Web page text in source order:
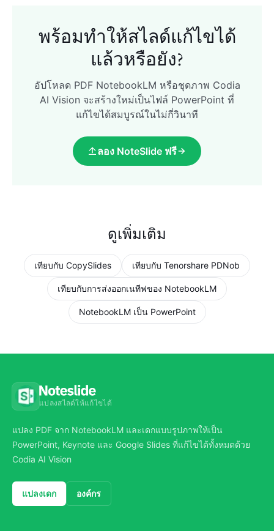
พร้อมทำให้สไลด์แก้ไขได้
แล้วหรือยัง?
อัปโหลด PDF NotebookLM หรือชุดภาพ Codia
AI Vision จะสร้างใหม่เป็นไฟล์ PowerPoint ที่
แก้ไขได้สมบูรณ์ในไม่กี่วินาที
ลอง NoteSlide ฟรี
ดูเพิ่มเติม
เทียบกับ CopySlides เทียบกับ Tenorshare PDNob
เทียบกับการส่งออกเนทีฟของ NotebookLM
NotebookLM เป็น PowerPoint
แปลงสไลด์ให้แก้ไขได้
แปลง PDF จาก NotebookLM และเดกแบบรูปภาพให้เป็น
PowerPoint, Keynote และ Google Slides ที่แก้ไขได้ทั้งหมดด้วย
Codia AI Vision
แปลงเดก องค์กร